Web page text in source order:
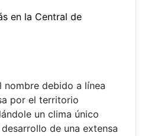
nombre debido a línea
por el territorio
un clima único
de una extensa